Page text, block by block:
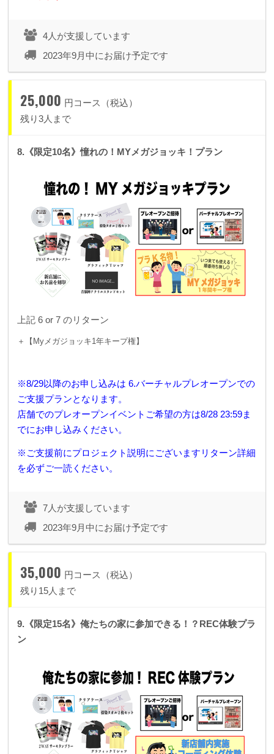
4人が支援しています
2023年9月中にお届け予定です
25,000 円コース（税込）
残り3人まで
8.《限定10名》憧れの！MYメガジョッキ！プラン
上記 6 or 7 のリターン
＋【Myメガジョッキ1年キープ権】
※8/29以降のお申し込みは 6.バーチャルプレオープンでの
ご支援プランとなります。
店舗でのプレオープンイベントご希望の方は8/28 23:59ま
でにお申し込みください。
※ご支援前にプロジェクト説明にございますリターン詳細
を必ずご一読ください。
7人が支援しています
2023年9月中にお届け予定です
35,000 円コース（税込）
残り15人まで
9.《限定15名》俺たちの家に参加できる！？REC体験プラ
ン